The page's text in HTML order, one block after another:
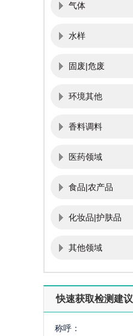
气体
水样
固废|危废
环境其他
香料调料
医药领域
食品|农产品
化妆品|护肤品
其他领域
快速获取检测建议
称呼：